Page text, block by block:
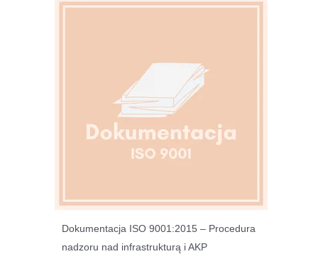
Dokumentacja ISO 9001:2015 – Procedura
nadzoru nad infrastrukturą i AKP